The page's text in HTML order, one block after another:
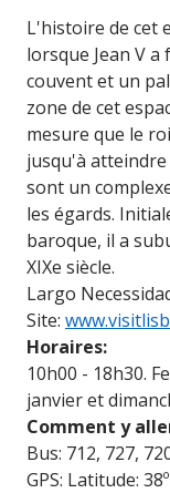
L'histoire de cet
lorsque Jean V
couvent et un
zone de cet
mesure que le
jusqu'à atteindre
sont un
les égards.
baroque, il a
XIXe siècle.
Largo
Site:
Horaires:
10h00 - 18h30.
janvier et
Comment y
Bus: 712, 727,
GPS: Latitude: